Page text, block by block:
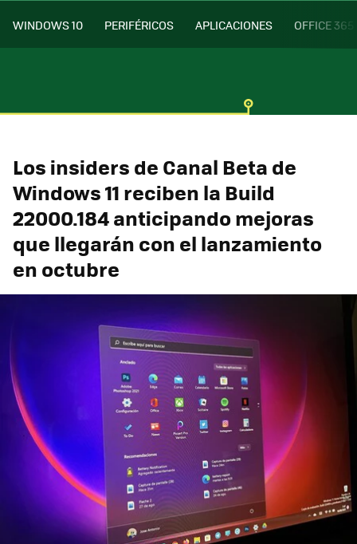
WINDOWS 10 PERIFÉRICOS APLICACIONES OFFICE 365
Los insiders de Canal Beta de
Windows 11 reciben la Build
22000.184 anticipando mejoras
que llegarán con el lanzamiento
en octubre